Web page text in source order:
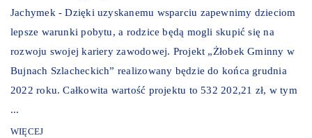
Jachymek - Dzięki uzyskanemu wsparciu zapewnimy dzieciom
lepsze warunki pobytu, a rodzice będą mogli skupić się na
rozwoju swojej kariery zawodowej. Projekt „Żłobek Gminny w
Bujnach Szlacheckich” realizowany będzie do końca grudnia
2022 roku. Całkowita wartość projektu to 532 202,21 zł, w tym
...
WIĘCEJ